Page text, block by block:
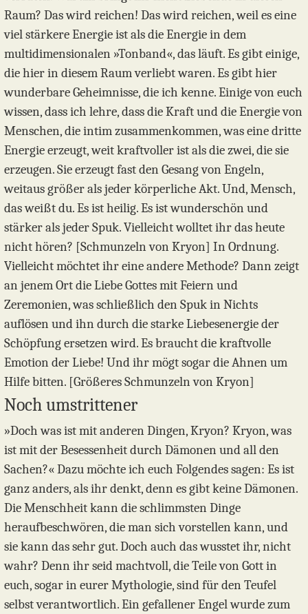
Raum? Das wird reichen! Das wird reichen, weil es eine
viel stärkere Energie ist als die Energie in dem
multidimensionalen »Tonband«, das läuft. Es gibt einige,
die hier in diesem Raum verliebt waren. Es gibt hier
wunderbare Geheimnisse, die ich kenne. Einige von euch
wissen, dass ich lehre, dass die Kraft und die Energie von
Menschen, die intim zusammenkommen, was eine dritte
Energie erzeugt, weit kraftvoller ist als die zwei, die sie
erzeugen. Sie erzeugt fast den Gesang von Engeln,
weitaus größer als jeder körperliche Akt. Und, Mensch,
das weißt du. Es ist heilig. Es ist wunderschön und
stärker als jeder Spuk. Vielleicht wolltet ihr das heute
nicht hören? [Schmunzeln von Kryon] In Ordnung.
Vielleicht möchtet ihr eine andere Methode? Dann zeigt
an jenem Ort die Liebe Gottes mit Feiern und
Zeremonien, was schließlich den Spuk in Nichts
auflösen und ihn durch die starke Liebesenergie der
Schöpfung ersetzen wird. Es braucht die kraftvolle
Emotion der Liebe! Und ihr mögt sogar die Ahnen um
Hilfe bitten. [Größeres Schmunzeln von Kryon]
Noch umstrittener
»Doch was ist mit anderen Dingen, Kryon? Kryon, was
ist mit der Besessenheit durch Dämonen und all den
Sachen?« Dazu möchte ich euch Folgendes sagen: Es ist
ganz anders, als ihr denkt, denn es gibt keine Dämonen.
Die Menschheit kann die schlimmsten Dinge
heraufbeschwören, die man sich vorstellen kann, und
sie kann das sehr gut. Doch auch das wusstet ihr, nicht
wahr? Denn ihr seid machtvoll, die Teile von Gott in
euch, sogar in eurer Mythologie, sind für den Teufel
selbst verantwortlich. Ein gefallener Engel wurde zum